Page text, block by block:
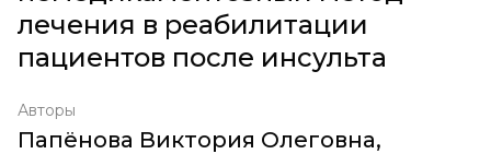
лечения в реабилитации
пациентов после инсульта
Авторы
Папёнова Виктория Олеговна,